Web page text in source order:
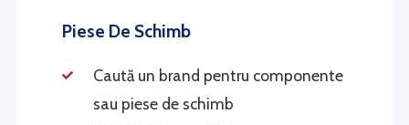
Piese De Schimb
Caută un brand pentru componente
sau piese de schimb